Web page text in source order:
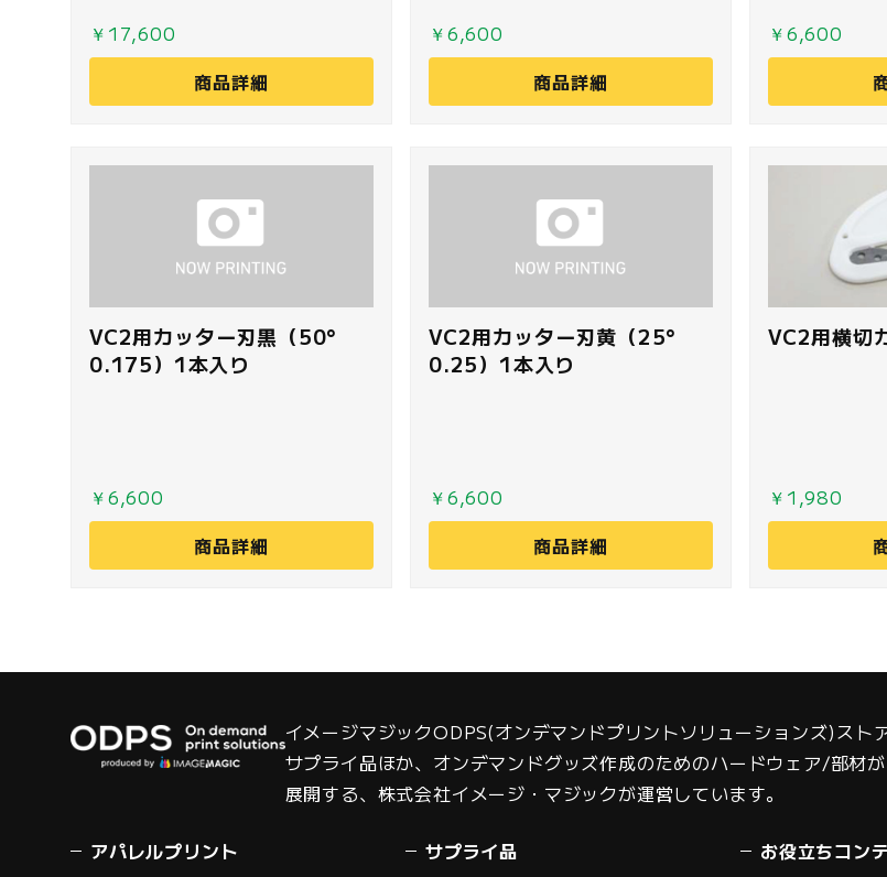
￥17,600
商品詳細
￥6,600
商品詳細
￥6,600
VC2用カッター刃黒（50°
0.175）1本入り
￥6,600
商品詳細
VC2用カッター刃黄（25°
0.25）1本入り
￥6,600
商品詳細
VC2用横切
￥1,980
イメージマジックODPS(オンデマンドプリントソリューションズ)スト
サプライ品ほか、オンデマンドグッズ作成のためのハードウェア/部材
展開する、株式会社イメージ・マジックが運営しています。
アパレルプリント サプライ品 お役立ちコン